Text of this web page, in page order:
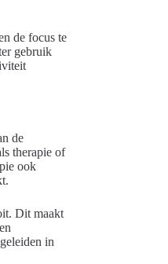
de focus te
gebruik
de
therapie of
ook
Dit maakt
in